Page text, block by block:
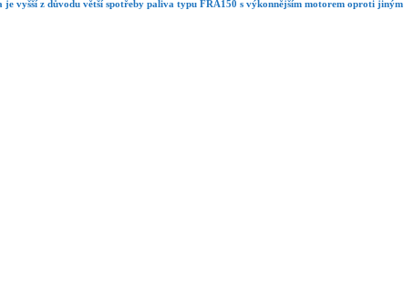
vyšší z důvodu větší spotřeby paliva typu FRA150 s výkonnějším motorem oproti jiným